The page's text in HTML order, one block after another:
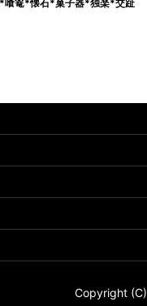
*懐石*菓子器*独楽*交趾
Copyright